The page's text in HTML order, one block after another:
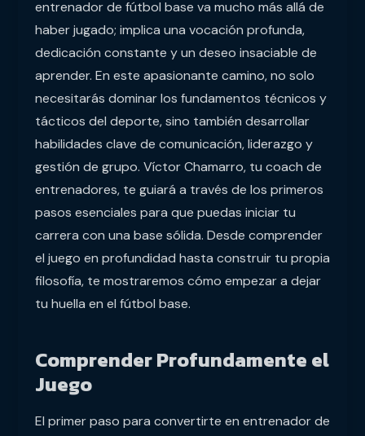
entrenador de fútbol base va mucho más allá de
haber jugado; implica una vocación profunda,
dedicación constante y un deseo insaciable de
aprender. En este apasionante camino, no solo
necesitarás dominar los fundamentos técnicos y
tácticos del deporte, sino también desarrollar
habilidades clave de comunicación, liderazgo y
gestión de grupo. Víctor Chamarro, tu coach de
entrenadores, te guiará a través de los primeros
pasos esenciales para que puedas iniciar tu
carrera con una base sólida. Desde comprender
el juego en profundidad hasta construir tu propia
filosofía, te mostraremos cómo empezar a dejar
tu huella en el fútbol base.
Comprender Profundamente el
Juego
El primer paso para convertirte en entrenador de